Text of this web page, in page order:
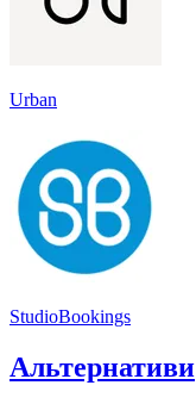
Urban
StudioBookings
Альтернативи